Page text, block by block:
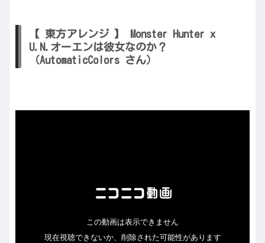
【 東方アレンジ 】 Monster Hunter x
U.N.オーエンは彼女なのか？
（AutomaticColors さん）